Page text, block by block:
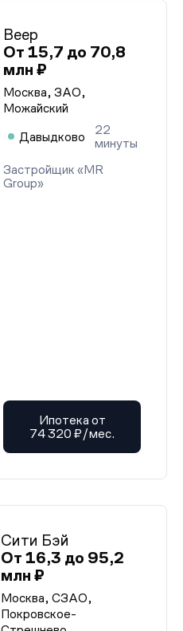
Веер
От 15,7 до 70,8
млн ₽
Москва, ЗАО,
Можайский
Давыдково
22
минуты
Застройщик «MR
Group»
Ипотека от
74 320 ₽/мес.
Сити Бэй
От 16,3 до 95,2
млн ₽
Москва, СЗАО,
Покровское-